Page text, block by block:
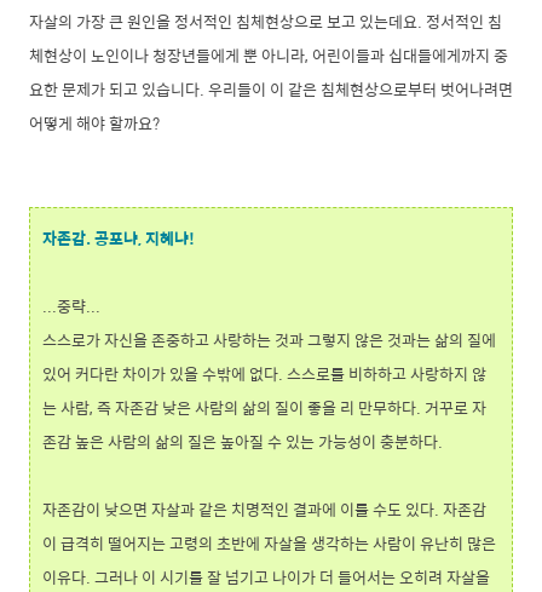
자살의 가장 큰 원인을 정서적인 침체현상으로 보고 있는데요. 정서적인 침
체현상이 노인이나 청장년들에게 뿐 아니라, 어린이들과 십대들에게까지 중
요한 문제가 되고 있습니다. 우리들이 이 같은 침체현상으로부터 벗어나려면
어떻게 해야 할까요?
자존감. 공포냐, 지혜냐!
...중략...
스스로가 자신을 존중하고 사랑하는 것과 그렇지 않은 것과는 삶의 질에
있어 커다란 차이가 있을 수밖에 없다. 스스로를 비하하고 사랑하지 않
는 사람, 즉 자존감 낮은 사람의 삶의 질이 좋을 리 만무하다. 거꾸로 자
존감 높은 사람의 삶의 질은 높아질 수 있는 가능성이 충분하다.
자존감이 낮으면 자살과 같은 치명적인 결과에 이를 수도 있다. 자존감
이 급격히 떨어지는 고령의 초반에 자살을 생각하는 사람이 유난히 많은
이유다. 그러나 이 시기를 잘 넘기고 나이가 더 들어서는 오히려 자살을